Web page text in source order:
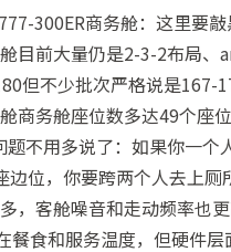
300ER商务舱：这里要
目前大量仍是2-3-2布局、
但不少批次严格说是167-
商务舱座位数多达49个座
不用多说了：如果你一个
边位，你要跨两个人去上厕
，客舱噪音和走动频率也
餐食和服务温度，但硬件层